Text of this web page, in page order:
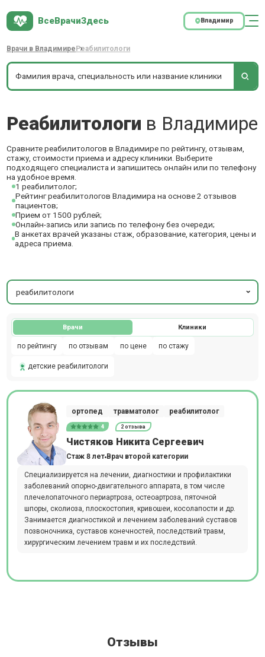
ВсеВрачиЗдесь Владимир
Врачи в Владимире Реабилитологи
Реабилитологи в Владимире
Сравните реабилитологов в Владимире по рейтингу, отзывам,
стажу, стоимости приема и адресу клиники. Выберите
подходящего специалиста и запишитесь онлайн или по телефону
на удобное время.
1 реабилитолог;
Рейтинг реабилитологов Владимира на основе 2 отзывов
пациентов;
Прием от 1500 рублей;
Онлайн-запись или запись по телефону без очереди;
В анкетах врачей указаны стаж, образование, категория, цены и
адреса приема.
реабилитологи
Врачи Клиники
по рейтингу по отзывам по цене по стажу
детские реабилитологи
ортопед травматолог реабилитолог
4 2 отзыва
Чистяков Никита Сергеевич
Стаж 8 лет Врач второй категории
Специализируется на лечении, диагностики и профилактики
заболеваний опорно-двигательного аппарата, в том числе
плечелопаточного периартроза, остеоартроза, пяточной
шпоры, сколиоза, плоскостопия, кривошеи, косолапости и др.
Занимается диагностикой и лечением заболеваний суставов
позвоночника, суставов конечностей, последствий травм,
хирургическим лечением травм и их последствий.
Отзывы